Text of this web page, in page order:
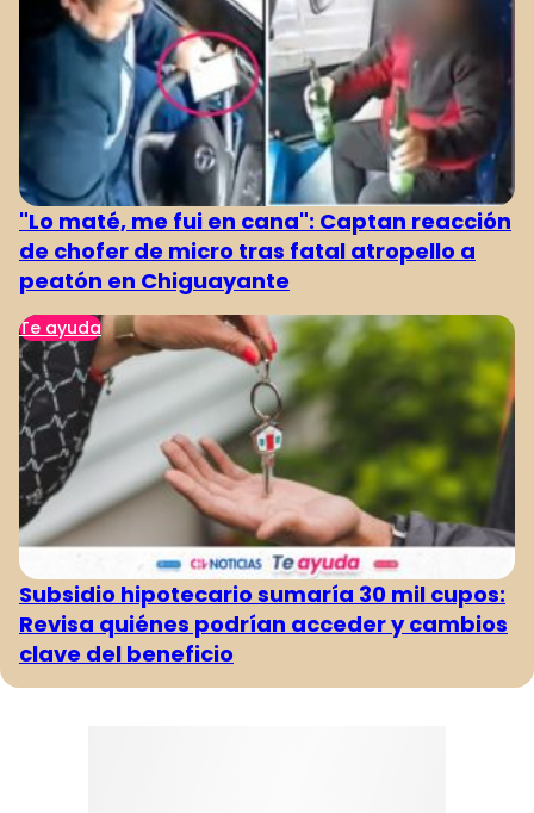
"Lo maté, me fui en cana": Captan reacción
de chofer de micro tras fatal atropello a
peatón en Chiguayante
Te ayuda
Subsidio hipotecario sumaría 30 mil cupos:
Revisa quiénes podrían acceder y cambios
clave del beneficio